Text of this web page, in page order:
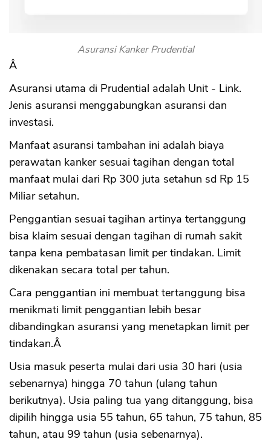
Asuransi Kanker Prudential
Â
Asuransi utama di Prudential adalah Unit - Link.
Jenis asuransi menggabungkan asuransi dan
investasi.
Manfaat asuransi tambahan ini adalah biaya
perawatan kanker sesuai tagihan dengan total
manfaat mulai dari Rp 300 juta setahun sd Rp 15
Miliar setahun.
Penggantian sesuai tagihan artinya tertanggung
bisa klaim sesuai dengan tagihan di rumah sakit
tanpa kena pembatasan limit per tindakan. Limit
dikenakan secara total per tahun.
Cara penggantian ini membuat tertanggung bisa
menikmati limit penggantian lebih besar
dibandingkan asuransi yang menetapkan limit per
tindakan.Â
Usia masuk peserta mulai dari usia 30 hari (usia
sebenarnya) hingga 70 tahun (ulang tahun
berikutnya). Usia paling tua yang ditanggung, bisa
dipilih hingga usia 55 tahun, 65 tahun, 75 tahun, 85
tahun, atau 99 tahun (usia sebenarnya).